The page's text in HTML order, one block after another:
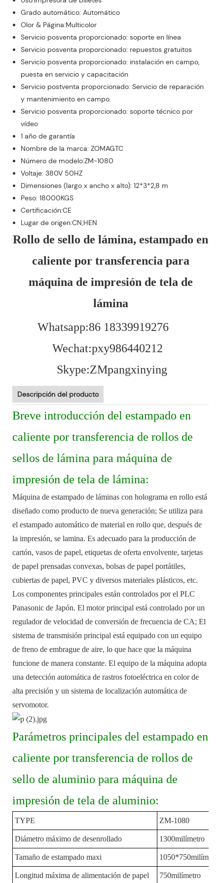
Grado automático: Automático
Olor & Página:Multicolor
Servicio posventa proporcionado: soporte en línea
Servicio posventa proporcionado: repuestos gratuitos
Servicio posventa proporcionado: instalación en campo,
puesta en servicio y capacitación
Servicio postventa proporcionado: Servicio de reparación
y mantenimiento en campo.
Servicio posventa proporcionado: soporte técnico por
vídeo
1 año de garantía
Nombre de la marca: ZOMAGTC
Número de modelo:ZM-1080
Voltaje: 380V 50HZ
Dimensiones (largo x ancho x alto): 12*3*2,8 m
Peso: 18000KGS
Certificación:CE
Lugar de origen:CN;HEN
Rollo de sello de lámina, estampado en
caliente por transferencia para
máquina de impresión de tela de
lámina
Whatsapp:86 18339919276
Wechat:pxy986440212
Skype:ZMpangxinying
Descripción del producto
Breve introducción del estampado en
caliente por transferencia de rollos de
sellos de lámina para máquina de
impresión de tela de lámina:
Máquina de estampado de láminas con holograma en rollo está
diseñado como producto de nueva generación; Se utiliza para
el estampado automático de material en rollo que, después de
la impresión, se lamina. Es adecuado para la producción de
cartón, vasos de papel, etiquetas de oferta envolvente, tarjetas
de papel prensadas convexas, bolsas de papel portátiles,
cubiertas de papel, PVC y diversos materiales plásticos, etc.
Los componentes principales están controlados por el PLC
Panasonic de Japón. El motor principal está controlado por un
regulador de velocidad de conversión de frecuencia de CA; El
sistema de transmisión principal está equipado con un equipo
de freno de embrague de aire, lo que hace que la máquina
funcione de manera constante. El equipo de la máquina adopta
una detección automática de rastros fotoeléctrica en color de
alta precisión y un sistema de localización automática de
servomotor.
Parámetros principales del estampado en
caliente por transferencia de rollos de
sello de aluminio para máquina de
impresión de tela de aluminio:
TYPE ZM-1080
Diámetro máximo de desenrollado 1300milímetro
Tamaño de estampado maxi 1050*750milímetro
Longitud máxima de alimentación de papel 750milímetro